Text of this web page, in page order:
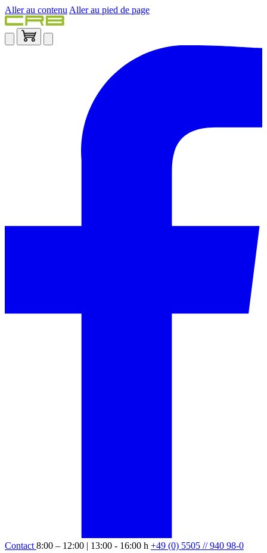
Aller au contenu Aller au pied de page
Contact 8:00 – 12:00 | 13:00 - 16:00 h +49 (0) 5505 // 940 98-0